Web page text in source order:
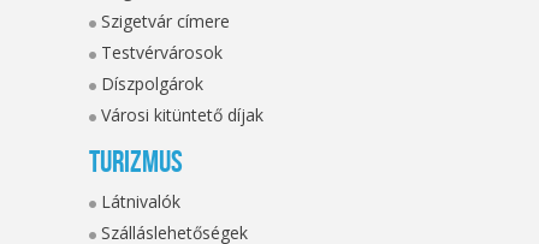
Szigetvár címere
Testvérvárosok
Díszpolgárok
Városi kitüntető díjak
Turizmus
Látnivalók
Szálláslehetőségek